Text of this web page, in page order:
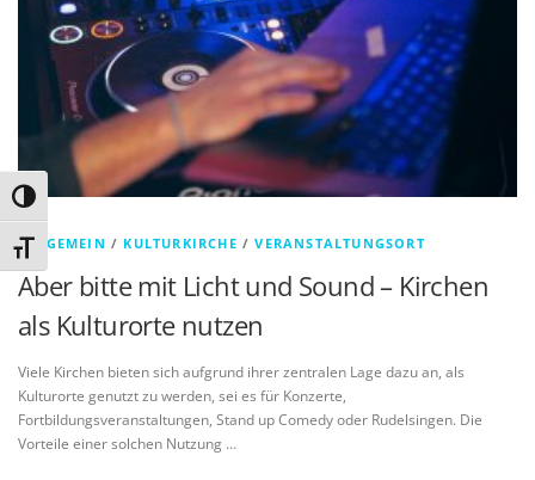
Umschalten auf hohe Kontraste
Schrift vergrößern
ALLGEMEIN / KULTURKIRCHE /VERANSTALTUNGSORT
Aber bitte mit Licht und Sound – Kirchen
als Kulturorte nutzen
Viele Kirchen bieten sich aufgrund ihrer zentralen Lage dazu an, als
Kulturorte genutzt zu werden, sei es für Konzerte,
Fortbildungsveranstaltungen, Stand up Comedy oder Rudelsingen. Die
Vorteile einer solchen Nutzung …